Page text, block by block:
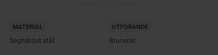
MATERIAL
Seghärdat stål.
UTFÖRANDE
Brunerat.